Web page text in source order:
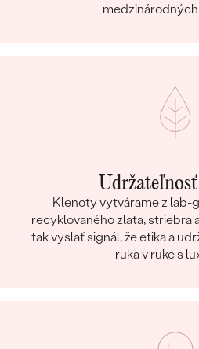
Klenoty vytvárame z lab-
recyklovaného zlata, striebra
tak vyslať signál, že etika a
ruka v ruke s